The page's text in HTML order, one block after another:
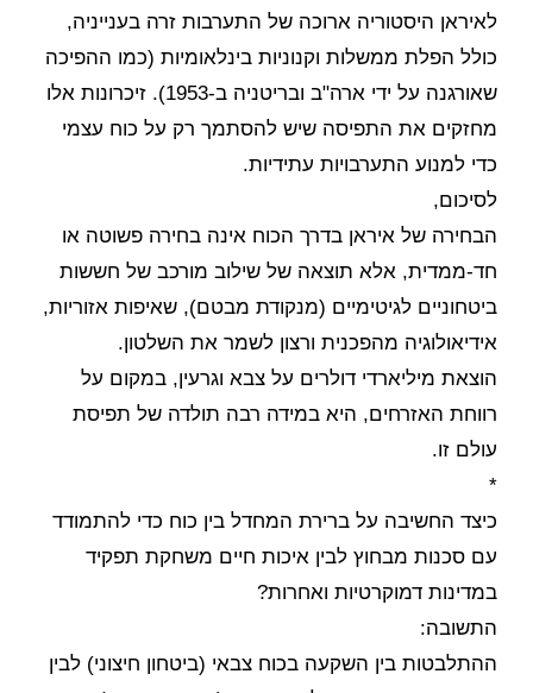
לאיראן היסטוריה ארוכה של התערבות זרה בענייניה,
כולל הפלת ממשלות וקנוניות בינלאומיות (כמו ההפיכה
שאורגנה על ידי ארה"ב ובריטניה ב-1953). זיכרונות אלו
מחזקים את התפיסה שיש להסתמך רק על כוח עצמי
כדי למנוע התערבויות עתידיות.
לסיכום,
הבחירה של איראן בדרך הכוח אינה בחירה פשוטה או
חד-ממדית, אלא תוצאה של שילוב מורכב של חששות
ביטחוניים לגיטימיים (מנקודת מבטם), שאיפות אזוריות,
אידיאולוגיה מהפכנית ורצון לשמר את השלטון.
הוצאת מיליארדי דולרים על צבא וגרעין, במקום על
רווחת האזרחים, היא במידה רבה תולדה של תפיסת
עולם זו.
*
כיצד החשיבה על ברירת המחדל בין כוח כדי להתמודד
עם סכנות מבחוץ לבין איכות חיים משחקת תפקיד
במדינות דמוקרטיות ואחרות?
התשובה:
ההתלבטות בין השקעה בכוח צבאי (ביטחון חיצוני) לבין